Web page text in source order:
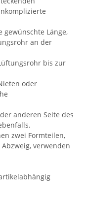
gewünschte Länge,
an der
bis zur
oder
anderen Seite des
zwei Formteilen,
verwenden